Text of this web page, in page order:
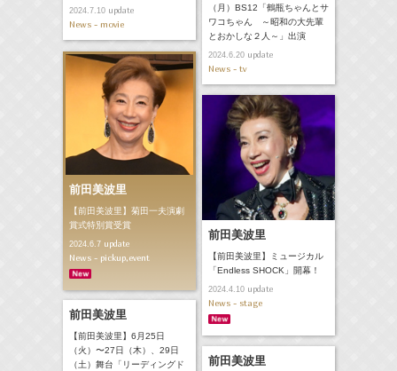
2024.7.10update
News - movie
（月）BS12「鶴瓶ちゃんとサ
ワコちゃん ～昭和の大先輩
とおかしな２人～」出演
2024.6.20update
News - tv
前田美波里
【前田美波里】菊田一夫演劇
賞式特別賞受賞
2024.6.7update
News - pickup,event
前田美波里
【前田美波里】ミュージカル
「Endless SHOCK」開幕！
2024.4.10update
News - stage
前田美波里
【前田美波里】6月25日
（火）〜27日（木）、29日
（土）舞台「リーディングド
前田美波里